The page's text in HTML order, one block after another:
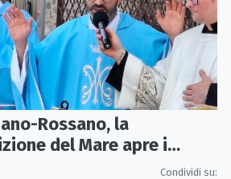
Rossano, la
del Mare apre i
per Maria Stella
Condividi su: